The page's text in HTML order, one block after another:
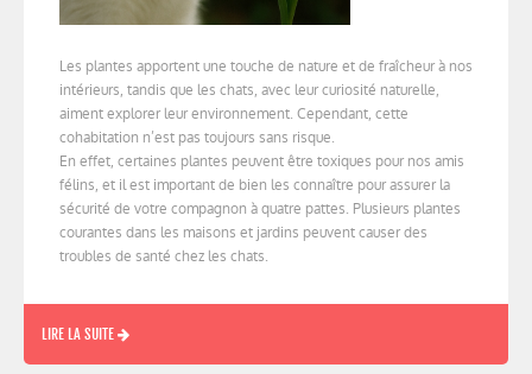
Les plantes apportent une touche de nature et de fraîcheur à nos
intérieurs, tandis que les chats, avec leur curiosité naturelle,
aiment explorer leur environnement. Cependant, cette
cohabitation n’est pas toujours sans risque.
En effet, certaines plantes peuvent être toxiques pour nos amis
félins, et il est important de bien les connaître pour assurer la
sécurité de votre compagnon à quatre pattes. Plusieurs plantes
courantes dans les maisons et jardins peuvent causer des
troubles de santé chez les chats.
LIRE LA SUITE